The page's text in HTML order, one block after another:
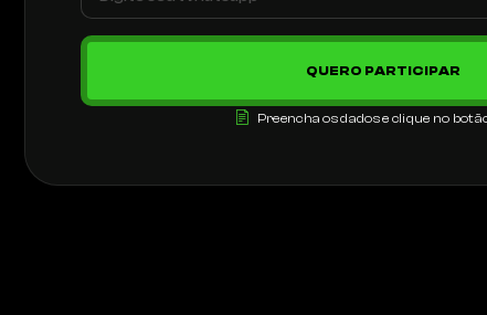
QUERO PARTICIPAR
Preencha os dados e clique no